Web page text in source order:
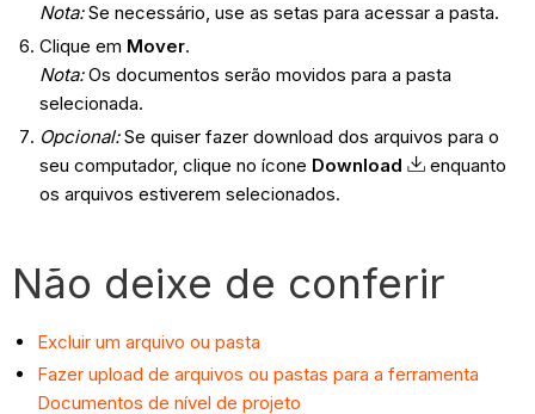
Nota:Se necessário, use as setas para acessar a pasta.
Clique em Mover.
Nota:Os documentos serão movidos para a pasta
selecionada.
Opcional:Se quiser fazer download dos arquivos para o
seu computador, clique no ícone Download
enquanto
os arquivos estiverem selecionados.
Não deixe de conferir
Excluir um arquivo ou pasta
Fazer upload de arquivos ou pastas para a ferramenta
Documentos de nível de projeto